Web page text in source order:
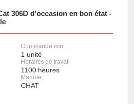
306D d'occasion en bon état -
Commande min.
1 unité
Horaires de travail
1100 heures
Marque
CHAT